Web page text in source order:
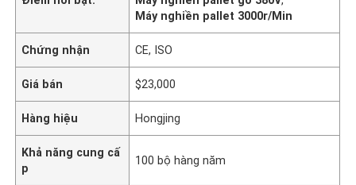
Máy nghiền pallet 3000r/Min
Chứng nhận CE, ISO
Giá bán $23,000
Hàng hiệu Hongjing
Khả năng cung cấ
p
100 bộ hàng năm